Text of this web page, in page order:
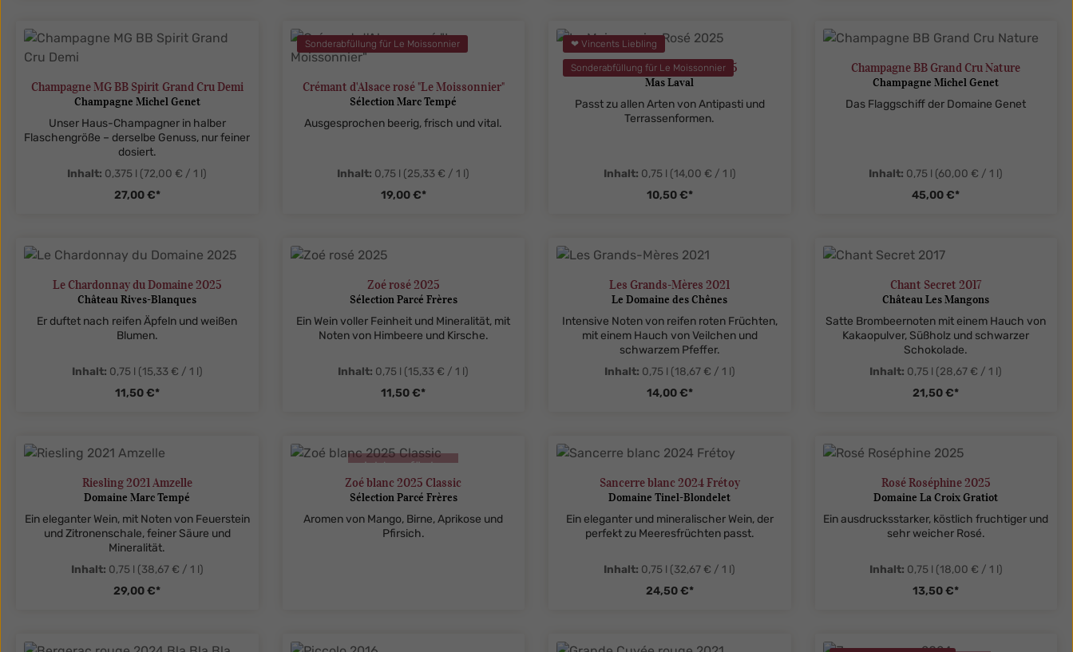
zentheme.component.product.quantitySelect.legendzentheme.component.product.quantitySelect.legendzentheme.component.product.quantitySelect.legend
Champagne MG BB Spirit Grand Cru Demi
Champagne Michel Genet
Unser Haus-Champagner in halber
Flaschengröße – derselbe Genuss, nur feiner
dosiert.
Inhalt: 0,375 l (72,00 € / 1 l)
27,00 €*
zentheme.component.product.quantitySelect.legend
Sonderabfüllung für Le Moissonnier
Crémant d'Alsace rosé "Le Moissonnier"
Sélection Marc Tempé
Ausgesprochen beerig, frisch und vital.
Inhalt: 0,75 l (25,33 € / 1 l)
19,00 €*
zentheme.component.product.quantitySelect.legend
❤ Vincents Liebling
Sonderabfüllung für Le Moissonnier
Le Moissonnier Rosé 2025
Mas Laval
Passt zu allen Arten von Antipasti und
Terrassenformen.
Inhalt: 0,75 l (14,00 € / 1 l)
10,50 €*
zentheme.component.product.quantitySelect.legend
Champagne BB Grand Cru Nature
Champagne Michel Genet
Das Flaggschiff der Domaine Genet
Inhalt: 0,75 l (60,00 € / 1 l)
45,00 €*
Le Chardonnay du Domaine 2025
Château Rives-Blanques
Er duftet nach reifen Äpfeln und weißen
Blumen.
Inhalt: 0,75 l (15,33 € / 1 l)
11,50 €*
zentheme.component.product.quantitySelect.legend
Zoé rosé 2025
Sélection Parcé Frères
Ein Wein voller Feinheit und Mineralität, mit
Noten von Himbeere und Kirsche.
Inhalt: 0,75 l (15,33 € / 1 l)
11,50 €*
zentheme.component.product.quantitySelect.legend
Les Grands-Mères 2021
Le Domaine des Chênes
Intensive Noten von reifen roten Früchten,
mit einem Hauch von Veilchen und
schwarzem Pfeffer.
Inhalt: 0,75 l (18,67 € / 1 l)
14,00 €*
zentheme.component.product.quantitySelect.legend
Chant Secret 2017
Château Les Mangons
Satte Brombeernoten mit einem Hauch von
Kakaopulver, Süßholz und schwarzer
Schokolade.
Inhalt: 0,75 l (28,67 € / 1 l)
21,50 €*
Riesling 2021 Amzelle
Domaine Marc Tempé
Ein eleganter Wein, mit Noten von Feuerstein
und Zitronenschale, feiner Säure und
Mineralität.
Inhalt: 0,75 l (38,67 € / 1 l)
29,00 €*
nicht verfügbar
Zoé blanc 2025 Classic
Sélection Parcé Frères
Aromen von Mango, Birne, Aprikose und
Pfirsich.
Sancerre blanc 2024 Frétoy
Domaine Tinel-Blondelet
Ein eleganter und mineralischer Wein, der
perfekt zu Meeresfrüchten passt.
Inhalt: 0,75 l (32,67 € / 1 l)
24,50 €*
Rosé Roséphine 2025
Domaine La Croix Gratiot
Ein ausdrucksstarker, köstlich fruchtiger und
sehr weicher Rosé.
Inhalt: 0,75 l (18,00 € / 1 l)
13,50 €*